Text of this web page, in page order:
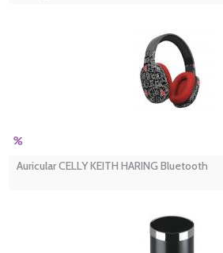
Auricular CELLY KEITH HARING Bluetooth